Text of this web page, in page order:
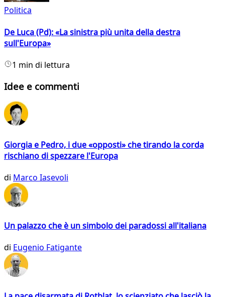
Politica
De Luca (Pd): «La sinistra più unita della destra
sull'Europa»
1 min di lettura
Idee e commenti
Giorgia e Pedro, i due «opposti» che tirando la corda
rischiano di spezzare l'Europa
di Marco Iasevoli
Un palazzo che è un simbolo dei paradossi all'italiana
di Eugenio Fatigante